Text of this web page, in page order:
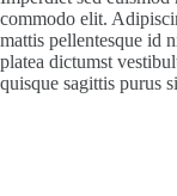
commodo elit.
mattis pellentesque id
platea dictumst
quisque sagittis purus